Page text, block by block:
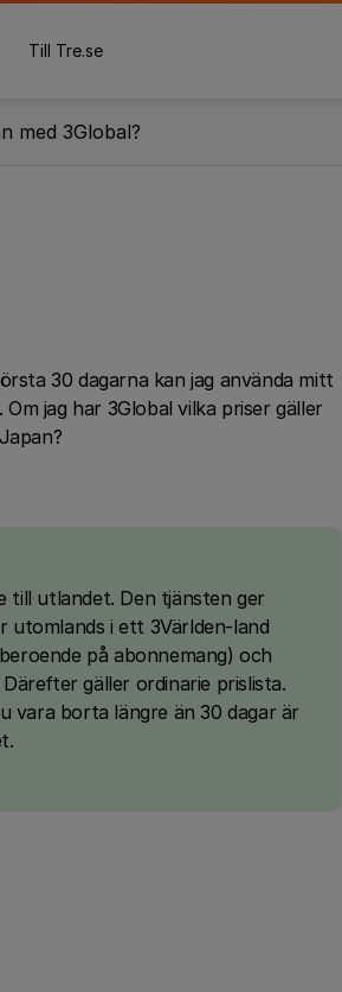
Till Tre.se
med 3Global?
30 dagarna kan jag använda mitt
jag har 3Global vilka priser gäller
till utlandet. Den tjänsten ger
utomlands i ett 3Världen-land
på abonnemang) och
gäller ordinarie prislista.
vara borta längre än 30 dagar är